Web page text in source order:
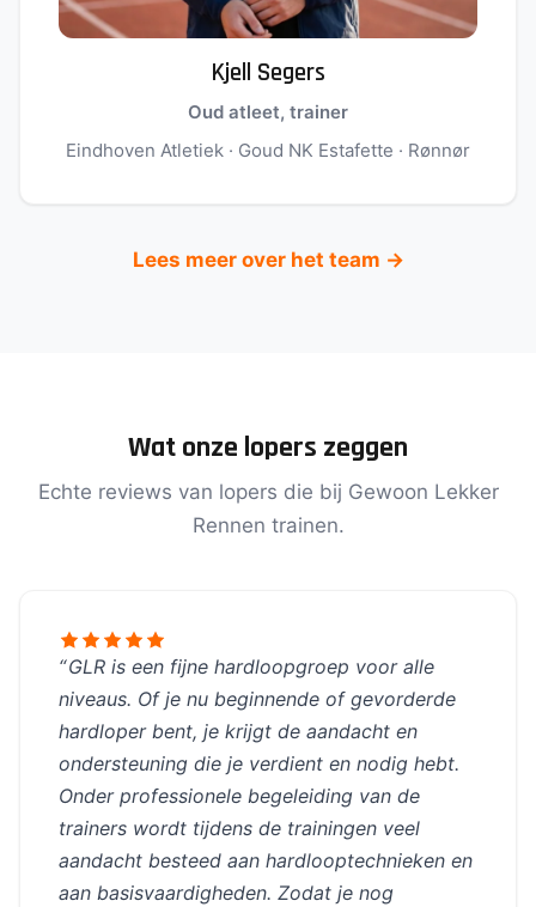
Kjell Segers
Oud atleet, trainer
Eindhoven Atletiek · Goud NK Estafette · Rønnør
Lees meer over het team →
Wat onze lopers zeggen
Echte reviews van lopers die bij Gewoon Lekker
Rennen trainen.
GLR is een fijne hardloopgroep voor alle
niveaus. Of je nu beginnende of gevorderde
hardloper bent, je krijgt de aandacht en
ondersteuning die je verdient en nodig hebt.
Onder professionele begeleiding van de
trainers wordt tijdens de trainingen veel
aandacht besteed aan hardlooptechnieken en
aan basisvaardigheden. Zodat je nog